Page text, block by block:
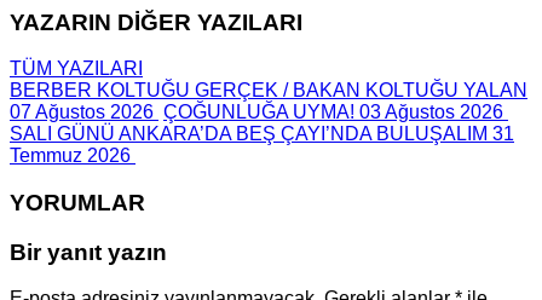
YAZARIN DİĞER YAZILARI
TÜM YAZILARI
BERBER KOLTUĞU GERÇEK / BAKAN KOLTUĞU YALAN
07 Ağustos 2026 ÇOĞUNLUĞA UYMA! 03 Ağustos 2026
SALI GÜNÜ ANKARA’DA BEŞ ÇAYI’NDA BULUŞALIM 31
Temmuz 2026
YORUMLAR
Bir yanıt yazın